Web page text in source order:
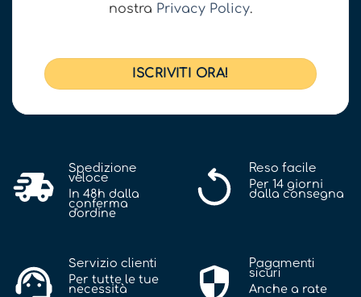
nostra Privacy Policy.
Spedizione
veloce
In 48h dalla
conferma
d'ordine
Reso facile
Per 14 giorni
dalla consegna
Servizio clienti
Per tutte le tue
necessità
Pagamenti
sicuri
Anche a rate